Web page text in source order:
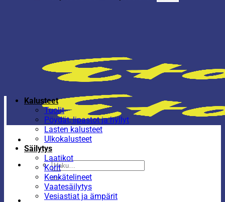
Etsi:
Kalusteet
Tuolit
Pöydät, lipastot ja hyllyt
Lasten kalusteet
Ulkokalusteet
Säilytys
Laatikot
Korit
Kenkätelineet
Vaatesäilytys
Vesiastiat ja ämpärit